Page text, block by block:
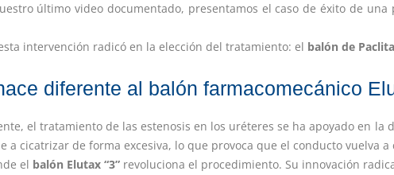
último video documentado, presentamos el caso de éxito de
intervención radicó en la elección del tratamiento: el balón de
diferente al balón farmacomecánico
el tratamiento de las estenosis en los uréteres se ha apoyado en
a cicatrizar de forma excesiva, lo que provoca que el conducto vuelva
el balón Elutax “3” revoluciona el procedimiento. Su innovación